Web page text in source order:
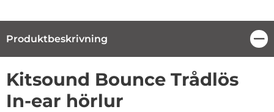
Produktbeskrivning
Produktbeskrivning
Kitsound Bounce Trådlös
In-ear hörlur